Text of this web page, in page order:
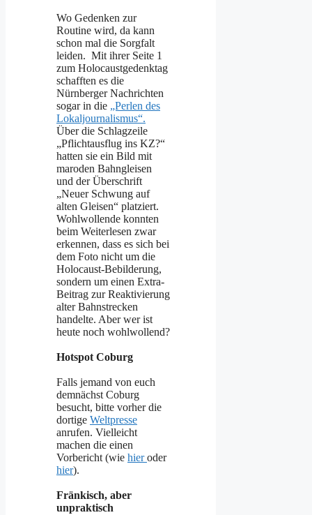
Wo Gedenken zur
Routine wird, da kann
schon mal die Sorgfalt
leiden. Mit ihrer Seite 1
zum Holocaustgedenktag
schafften es die
Nürnberger Nachrichten
sogar in die „Perlen des
Lokaljournalismus“.
Über die Schlagzeile
„Pflichtausflug ins KZ?“
hatten sie ein Bild mit
maroden Bahngleisen
und der Überschrift
„Neuer Schwung auf
alten Gleisen“ platziert.
Wohlwollende konnten
beim Weiterlesen zwar
erkennen, dass es sich bei
dem Foto nicht um die
Holocaust-Bebilderung,
sondern um einen Extra-
Beitrag zur Reaktivierung
alter Bahnstrecken
handelte. Aber wer ist
heute noch wohlwollend?
Hotspot Coburg
Falls jemand von euch
demnächst Coburg
besucht, bitte vorher die
dortige Weltpresse
anrufen. Vielleicht
machen die einen
Vorbericht (wie hieroder
hier).
Fränkisch, aber
unpraktisch